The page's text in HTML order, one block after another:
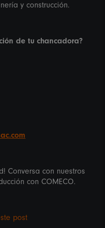
y construcción.
de tu chancadora?
Conversa con nuestros
con COMECO.
post